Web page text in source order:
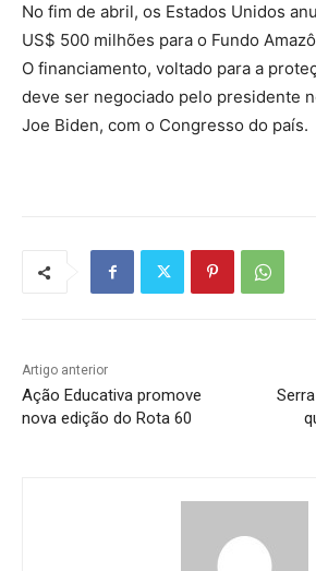
No fim de abril, os Estados Unidos
US$ 500 milhões para o Fundo
O financiamento, voltado para a
deve ser negociado pelo presidente
Joe Biden, com o Congresso do país.
Artigo anterior
Ação Educativa promove
nova edição do Rota 60